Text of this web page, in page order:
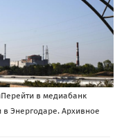
в медиабанк
в Энергодаре. Архивное